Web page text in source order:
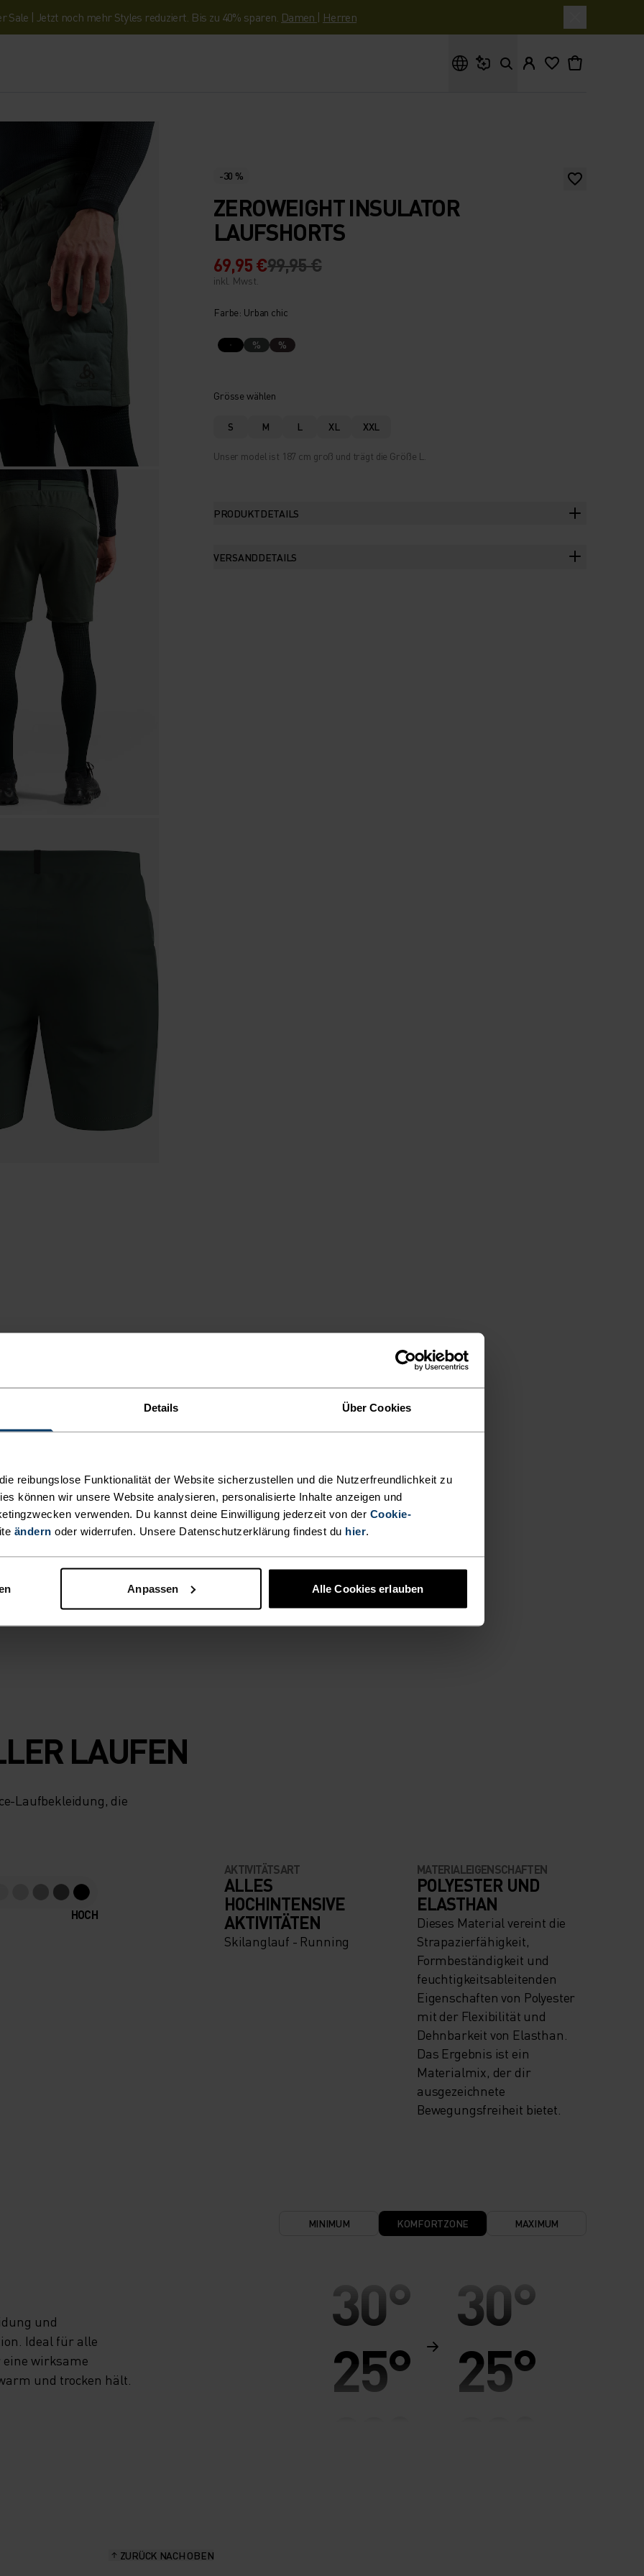
Details Über Cookies
reibungslose Funktionalität der Website sicherzustellen und die Nutzerfreundlichkeit zu
können wir unsere Website analysieren, personalisierte Inhalte anzeigen und
verwenden. Du kannst deine Einwilligung jederzeit von der Cookie-
ändern oder widerrufen. Unsere Datenschutzerklärung findest du hier.
Anpassen Alle Cookies erlauben
Sale | Jetzt noch mehr Styles reduziert. Bis zu 40% sparen. Damen | Herren
-30 %
ZEROWEIGHT INSULATOR
LAUFSHORTS
69,95 €99,95 €
inkl. Mwst.
Farbe: Urban chic
% %
Grösse wählen
S M L XL XXL
Unser model ist 187 cm groß und trägt die Größe L.
PRODUKTDETAILS
VERSANDDETAILS
recyceltem
isoliert
auch an
gedacht,
Details,
dürfen
mehr Schutz
deine Läufe.
LAUFEN
Laufbekleidung, die
HOCH
AKTIVITÄTSART
ALLES
HOCHINTENSIVE
AKTIVITÄTEN
Skilanglauf - Running
MATERIALEIGENSCHAFTEN
POLYESTER UND
ELASTHAN
Dieses Material vereint die
Strapazierfähigkeit,
Formbeständigkeit und
feuchtigkeitsableitenden
Eigenschaften von Polyester
mit der Flexibilität und
Dehnbarkeit von Elasthan.
Das Ergebnis ist ein
Materialmix, der dir
ausgezeichnete
Bewegungsfreiheit bietet.
und
Ideal für alle
wirksame
und trocken hält.
MINIMUM KOMFORTZONE MAXIMUM
30°
25°
30°
25°
ZURÜCK NACH OBEN